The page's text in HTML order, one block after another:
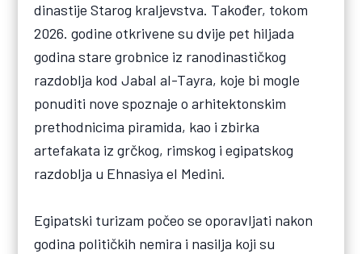
dinastije Starog kraljevstva. Također, tokom
2026. godine otkrivene su dvije pet hiljada
godina stare grobnice iz ranodinastičkog
razdoblja kod Jabal al-Tayra, koje bi mogle
ponuditi nove spoznaje o arhitektonskim
prethodnicima piramida, kao i zbirka
artefakata iz grčkog, rimskog i egipatskog
razdoblja u Ehnasiya el Medini.
Egipatski turizam počeo se oporavljati nakon
godina političkih nemira i nasilja koji su